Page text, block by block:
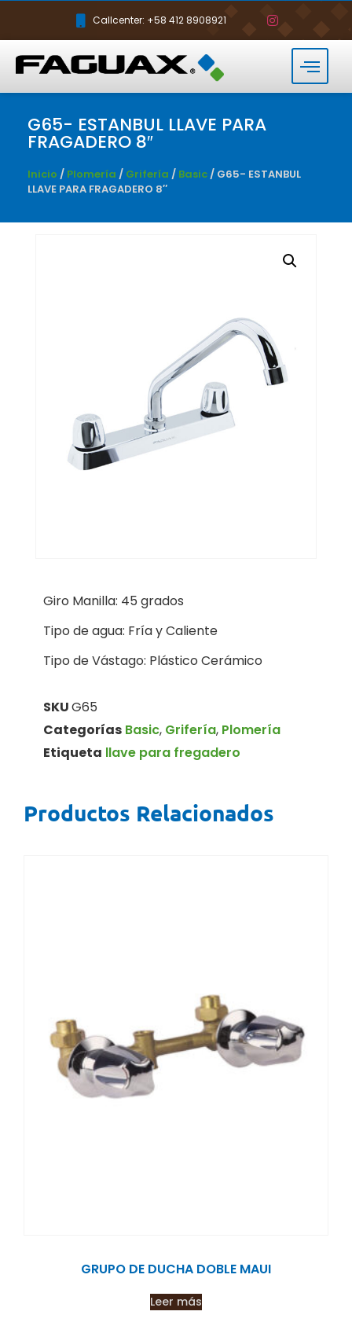
Callcenter: +58 412 8908921
G65- ESTANBUL LLAVE PARA
FRAGADERO 8″
Inicio / Plomería / Grifería / Basic/ G65- ESTANBUL
LLAVE PARA FRAGADERO 8″
Giro Manilla: 45 grados
Tipo de agua: Fría y Caliente
Tipo de Vástago: Plástico Cerámico
SKUG65
Categorías Basic, Grifería, Plomería
Etiqueta llave para fregadero
Productos Relacionados
GRUPO DE DUCHA DOBLE MAUI
Leer más